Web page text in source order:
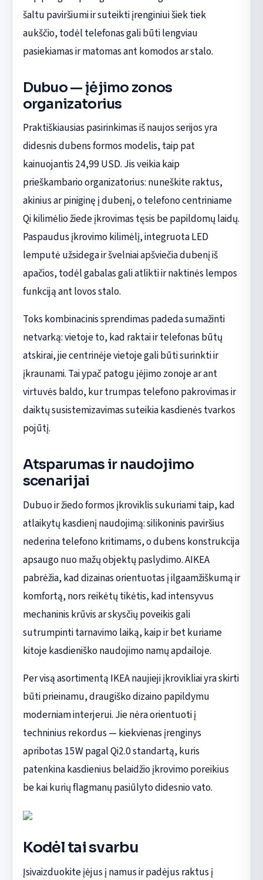
šaltu paviršiumi ir suteikti įrenginiui šiek tiek
aukščio, todėl telefonas gali būti lengviau
pasiekiamas ir matomas ant komodos ar stalo.
Dubuo — įėjimo zonos
organizatorius
Praktiškiausias pasirinkimas iš naujos serijos yra
didesnis dubens formos modelis, taip pat
kainuojantis 24,99 USD. Jis veikia kaip
prieškambario organizatorius: nuneškite raktus,
akinius ar piniginę į dubenį, o telefono centriniame
Qi kilimėlio žiede įkrovimas tęsis be papildomų laidų.
Paspaudus įkrovimo kilimėlį, integruota LED
lemputė užsidega ir švelniai apšviečia dubenį iš
apačios, todėl gabalas gali atlikti ir naktinės lempos
funkciją ant lovos stalo.
Toks kombinacinis sprendimas padeda sumažinti
netvarką: vietoje to, kad raktai ir telefonas būtų
atskirai, jie centrinėje vietoje gali būti surinkti ir
įkraunami. Tai ypač patogu įėjimo zonoje ar ant
virtuvės baldo, kur trumpas telefono pakrovimas ir
daiktų susistemizavimas suteikia kasdienės tvarkos
pojūtį.
Atsparumas ir naudojimo
scenarijai
Dubuo ir žiedo formos įkroviklis sukuriami taip, kad
atlaikytų kasdienį naudojimą: silikoninis paviršius
nederina telefono kritimams, o dubens konstrukcija
apsaugo nuo mažų objektų paslydimo. AIKEA
pabrėžia, kad dizainas orientuotas į ilgaamžiškumą ir
komfortą, nors reikėtų tikėtis, kad intensyvus
mechaninis krūvis ar skysčių poveikis gali
sutrumpinti tarnavimo laiką, kaip ir bet kuriame
kitoje kasdieniško naudojimo namų apdailoje.
Per visą asortimentą IKEA naujieji įkrovikliai yra skirti
būti prieinamu, draugiško dizaino papildymu
moderniam interjerui. Jie nėra orientuoti į
techninius rekordus — kiekvienas įrenginys
apribotas 15W pagal Qi2.0 standartą, kuris
patenkina kasdienius belaidžio įkrovimo poreikius
be kai kurių flagmanų pasiūlyto didesnio vato.
Kodėl tai svarbu
Įsivaizduokite įėjus į namus ir padėjus raktus į